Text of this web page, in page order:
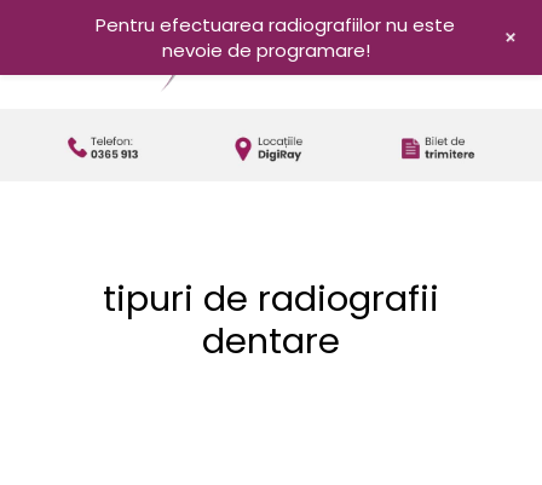
tipuri de radiografii
dentare
Pentru efectuarea radiografiilor nu este
nevoie de programare!
+